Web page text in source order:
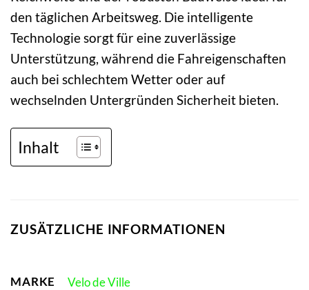
den täglichen Arbeitsweg. Die intelligente
Technologie sorgt für eine zuverlässige
Unterstützung, während die Fahreigenschaften
auch bei schlechtem Wetter oder auf
wechselnden Untergründen Sicherheit bieten.
Inhalt
ZUSÄTZLICHE INFORMATIONEN
MARKE Velo de Ville